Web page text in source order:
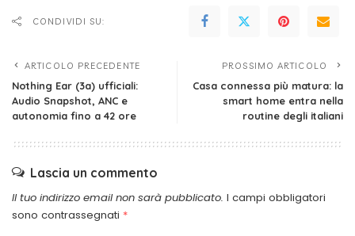
CONDIVIDI SU:
ARTICOLO PRECEDENTE
Nothing Ear (3a) ufficiali:
Audio Snapshot, ANC e
autonomia fino a 42 ore
PROSSIMO ARTICOLO
Casa connessa più matura: la
smart home entra nella
routine degli italiani
Lascia un commento
Il tuo indirizzo email non sarà pubblicato. I campi obbligatori
sono contrassegnati *